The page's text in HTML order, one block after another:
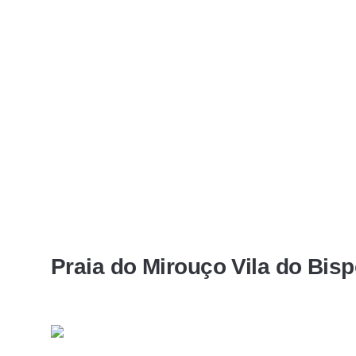
Praia do Mirouço Vila do